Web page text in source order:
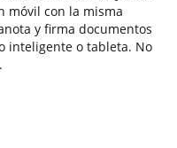
móvil con la misma
y firma documentos
inteligente o tableta. No